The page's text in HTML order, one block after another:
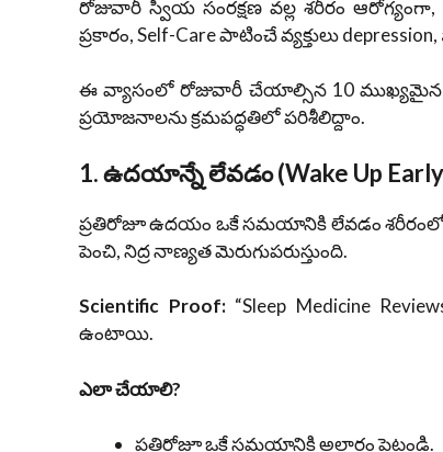
రోజువారీ స్వీయ సంరక్షణ వల్ల శరీరం
ప్రకారం, Self-Care పాటించే వ్యక్తులు
ఈ వ్యాసంలో రోజువారీ చేయాల్సిన 10 ముఖ్యమైన
ప్రయోజనాలను క్రమపద్ధతిలో పరిశీలిద్దాం.
1. ఉదయాన్నే లేవడం (Wake Up
ప్రతిరోజూ ఉదయం ఒకే సమయానికి లేవడం శరీరంలోని
పెంచి, నిద్ర నాణ్యత మెరుగుపరుస్తుంది.
Scientific Proof:“Sleep Medicine
ఉంటాయి.
ఎలా చేయాలి?
ప్రతిరోజూ ఒకే సమయానికి అలారం పెట్టండి.